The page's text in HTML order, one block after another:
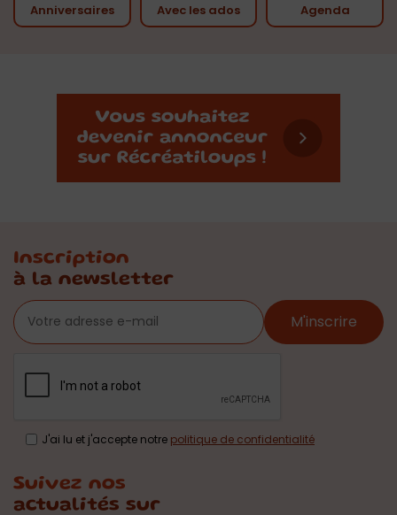
Anniversaires Avec les ados Agenda
Inscription
à la newsletter
M'inscrire
J'ai lu et j'accepte notre politique de confidentialité
Suivez nos
actualités sur